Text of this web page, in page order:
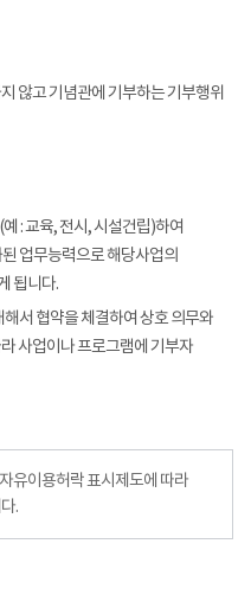
않고 기념관에 기부하는 기부행위
: 교육, 전시, 시설건립)하여
업무능력으로 해당사업의
됩니다.
서 협약을 체결하여 상호 의무와
사업이나 프로그램에 기부자
표시이미지
유이용허락 표시제도에 따라
.